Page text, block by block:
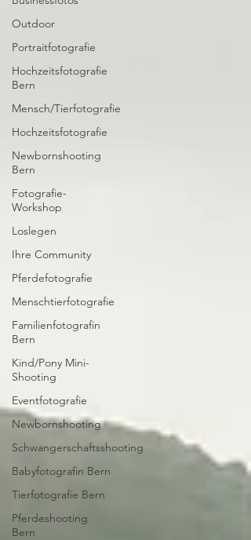
Outdoor
Portraitfotografie
Hochzeitsfotografie
Bern
Mensch/Tierfotografie
Hochzeitsfotografie
Newbornshooting
Bern
Fotografie-
Workshop
Loslegen
Ihre Community
Pferdefotografie
Menschtierfotografie
Familienfotografin
Bern
Kind/Pony Mini-
Shooting
Eventfotografie
Newbornshooting
Schwangerschaftsshooting
Babyfotografin Bern
Tierfotografie Bern
Pferdeshooting
Bern